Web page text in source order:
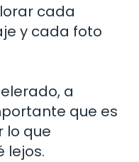
cada
y cada foto
a
que es
lo que
lejos.